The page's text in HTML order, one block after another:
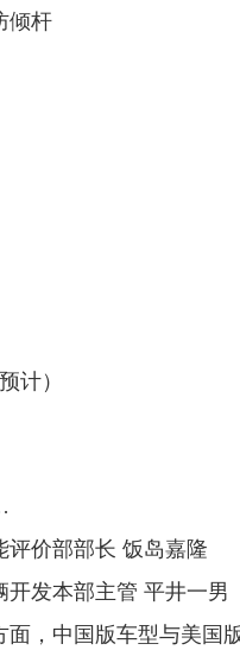
杆
计）
价部部长 饭岛嘉隆
发本部主管 平井一男
中国版车型与美国